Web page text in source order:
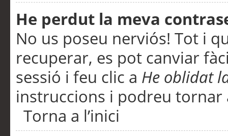
He perdut la meva
No us poseu nerviós! Tot i
recuperar, es pot canviar
sessió i feu clic a He oblidat
instruccions i podreu tornar
Torna a l’inici